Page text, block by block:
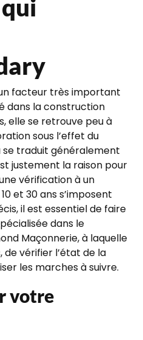
facteur très important
dans la construction
elle se retrouve peu à
sous l’effet du
traduit généralement
justement la raison pour
vérification à un
et 30 ans s’imposent
il est essentiel de faire
dans le
Maçonnerie, à laquelle
vérifier l’état de la
les marches à suivre.
votre